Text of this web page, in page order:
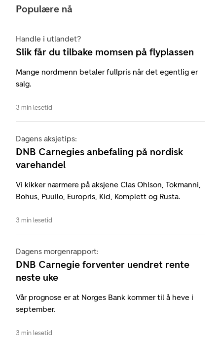
Populære nå
Handle i utlandet?
Slik får du tilbake momsen på flyplassen
Mange nordmenn betaler fullpris når det egentlig er
salg.
3 min lesetid
Dagens aksjetips:
DNB Carnegies anbefaling på nordisk
varehandel
Vi kikker nærmere på aksjene Clas Ohlson, Tokmanni,
Bohus, Puuilo, Europris, Kid, Komplett og Rusta.
3 min lesetid
Dagens morgenrapport:
DNB Carnegie forventer uendret rente
neste uke
Vår prognose er at Norges Bank kommer til å heve i
september.
3 min lesetid